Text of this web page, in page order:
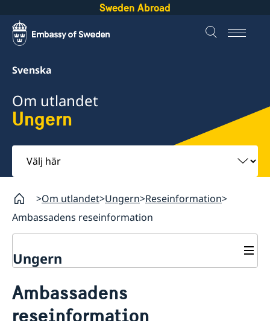
Sweden Abroad
Svenska
Om utlandet
Ungern
Välj
här
Om utlandet Ungern Reseinformation
Ambassadens reseinformation
Ungern
Hjälp till svenskar i Ungern
Rösta i Ungern
Reseinformation
Ambassadens
reseinformation